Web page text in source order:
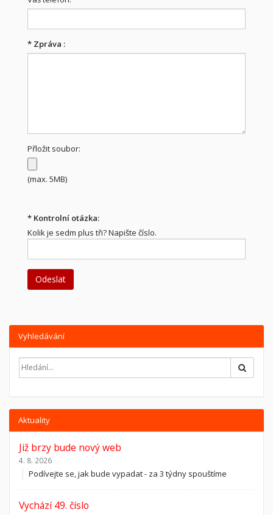
* Zpráva :
Přložit soubor:
(max. 5MB)
* Kontrolní otázka:
Kolik je sedm plus tři? Napište číslo.
Vyhledávání
Aktuality
Již brzy bude nový web
4. 8. 2026
Podívejte se, jak bude vypadat - za 3 týdny spouštíme
Vychází 49. číslo